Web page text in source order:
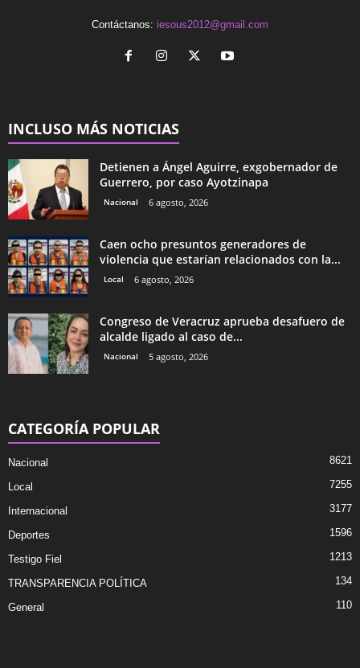
Contáctanos: iesous2012@gmail.com
INCLUSO MÁS NOTICIAS
Detienen a Ángel Aguirre, exgobernador de
Guerrero, por caso Ayotzinapa
Nacional 6 agosto, 2026
Caen ocho presuntos generadores de
violencia que estarían relacionados con la...
Local 6 agosto, 2026
Congreso de Veracruz aprueba desafuero de
alcalde ligado al caso de...
Nacional 5 agosto, 2026
CATEGORÍA POPULAR
Nacional 8621
Local 7255
Internacional 3177
Deportes 1596
Testigo Fiel 1213
TRANSPARENCIA POLÍTICA 134
General 110